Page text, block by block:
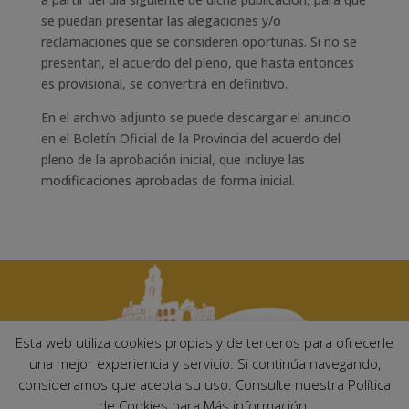
se puedan presentar las alegaciones y/o
reclamaciones que se consideren oportunas. Si no se
presentan, el acuerdo del pleno, que hasta entonces
es provisional, se convertirá en definitivo.
En el archivo adjunto se puede descargar el anuncio
en el Boletín Oficial de la Provincia del acuerdo del
pleno de la aprobación inicial, que incluye las
modificaciones aprobadas de forma inicial.
Ayuntamiento de Palma del Río. Plaza Mayor de Andalucía, 1 C.P:
Esta web utiliza cookies propias y de terceros para ofrecerle
una mejor experiencia y servicio. Si continúa navegando,
consideramos que acepta su uso. Consulte nuestra Política
de Cookies para Más información.